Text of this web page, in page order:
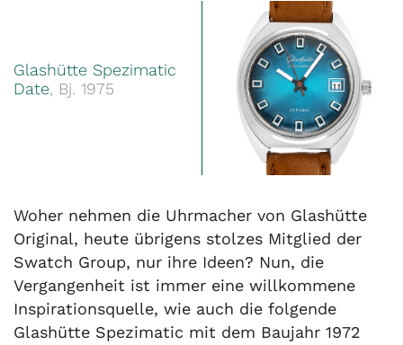
Glashütte Spezimatic
Date, Bj. 1975
Woher nehmen die Uhrmacher von Glashütte
Original, heute übrigens stolzes Mitglied der
Swatch Group, nur ihre Ideen? Nun, die
Vergangenheit ist immer eine willkommene
Inspirationsquelle, wie auch die folgende
Glashütte Spezimatic mit dem Baujahr 1972